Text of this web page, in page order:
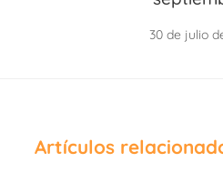
30 de julio
Artículos